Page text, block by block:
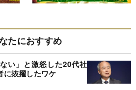
たにおすすめ
い」と激怒した20代社
に抜擢したワケ